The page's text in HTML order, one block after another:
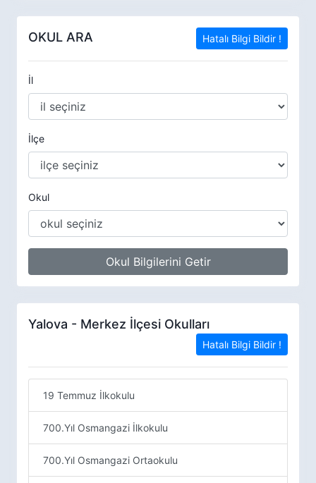
OKUL ARA Hatalı Bilgi Bildir !
İl
İlçe
Okul
Okul Bilgilerini Getir
Yalova - Merkez İlçesi Okulları
Hatalı Bilgi Bildir !
19 Temmuz İlkokulu
700.Yıl Osmangazi İlkokulu
700.Yıl Osmangazi Ortaokulu